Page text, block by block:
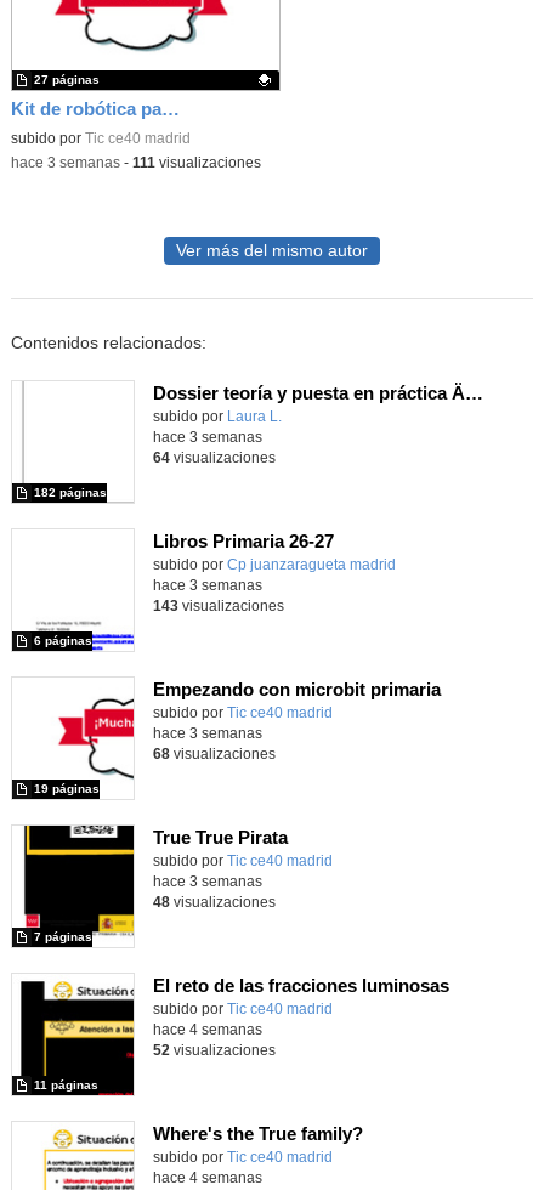
Kit de robótica para Micro:Bit
Contenido educativo.
subido por Tic ce40 madrid
27 páginas
-hace 3 semanas- 111 visualizaciones
Ver más del mismo autor
Contenidos relacionados:
Dossier teoría y puesta en práctica Äprendizaje Basado en Juegos en Educación Infantil y Primaria
Contenido educativo.
subido por Laura L.
182 páginas
hace 3 semanas
64visualizaciones
Libros Primaria 26-27
subido por Cp juanzaragueta madrid
6 páginas
hace 3 semanas
143visualizaciones
Empezando con microbit primaria
Contenido educativo.
subido por Tic ce40 madrid
19 páginas
hace 3 semanas
68visualizaciones
True True Pirata
subido por Tic ce40 madrid
7 páginas
hace 3 semanas
48visualizaciones
El reto de las fracciones luminosas
subido por Tic ce40 madrid
11 páginas
hace 4 semanas
52 visualizaciones
Where's the True family?
subido por Tic ce40 madrid
hace 4 semanas